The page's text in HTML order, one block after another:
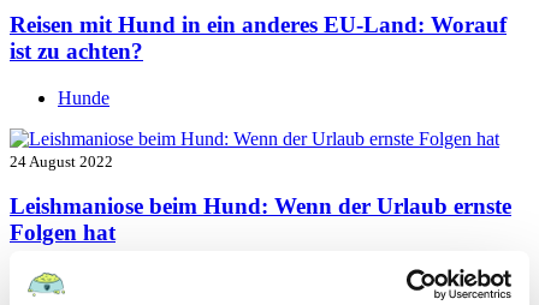
Reisen mit Hund in ein anderes EU-Land: Worauf
ist zu achten?
Hunde
24 August 2022
Leishmaniose beim Hund: Wenn der Urlaub ernste
Folgen hat
Hunde